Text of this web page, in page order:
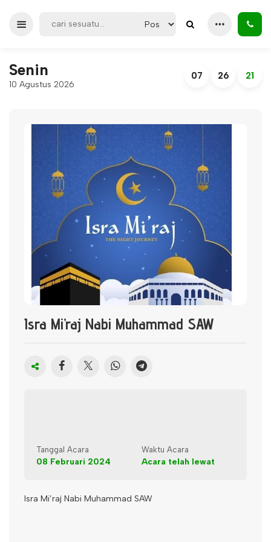
Senin
10 Agustus 2026
07 26 21
Isra Mi’raj Nabi Muhammad SAW
Tanggal Acara
08 Februari 2024
Waktu Acara
Acara telah lewat
Isra Mi’raj Nabi Muhammad SAW